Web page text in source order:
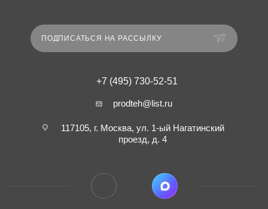
ПОДПИСАТЬСЯ НА РАССЫЛКУ
+7 (495) 730-52-51
prodteh@list.ru
117105, г. Москва, ул. 1-ый Нагатинский
проезд, д. 4